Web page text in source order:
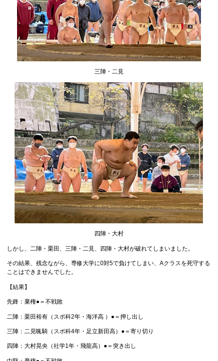
三陣・二見
四陣・大村
しかし、二陣・栗田、三陣・二見、四陣・大村が破れてしまいました。
その結果、残念ながら、専修大学に0対5で負けてしまい、Aクラスを死守する
ことはできませんでした。
【結果】
先鋒：棄権●＝不戦敗
二陣：栗田裕有（スポ科2年・海洋高 ）●＝押し出し
三陣：二見颯騎（スポ科4年・足立新田高）●＝寄り切り
四陣：大村晃央（社学1年・飛龍高）●＝突き出し